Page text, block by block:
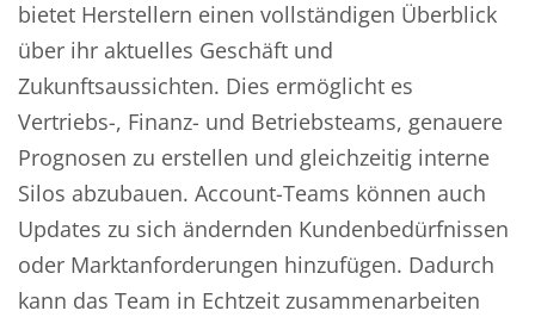
bietet Herstellern einen vollständigen Überblick
über ihr aktuelles Geschäft und
Zukunftsaussichten. Dies ermöglicht es
Vertriebs-, Finanz- und Betriebsteams, genauere
Prognosen zu erstellen und gleichzeitig interne
Silos abzubauen. Account-Teams können auch
Updates zu sich ändernden Kundenbedürfnissen
oder Marktanforderungen hinzufügen. Dadurch
kann das Team in Echtzeit zusammenarbeiten